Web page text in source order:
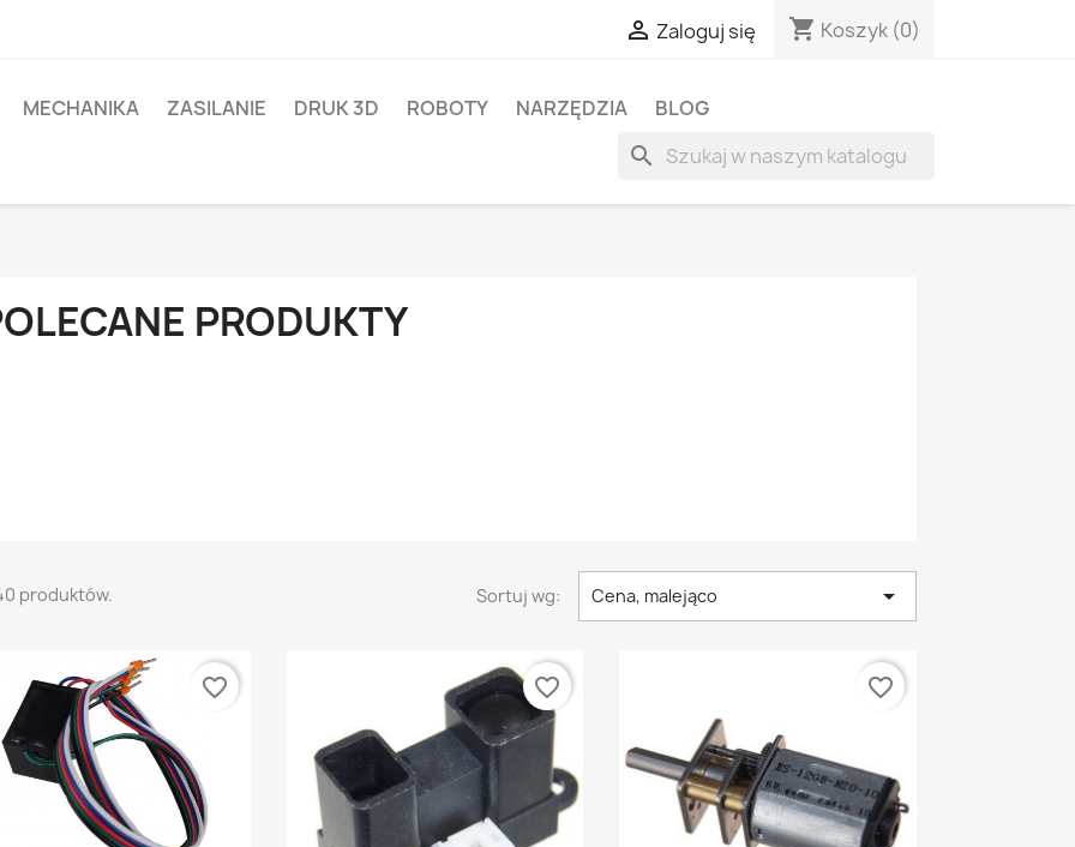
 Zaloguj się shopping_cart Koszyk (0)
MECHANIKA ZASILANIE DRUK 3D ROBOTY NARZĘDZIA BLOG
search
PRODUKTY
produktów. Sortuj wg: Cena, malejąco 
favorite_border favorite_border favorite_border